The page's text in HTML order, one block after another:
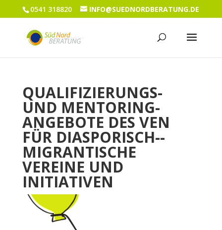
0541 318820 INFO@SUEDNORDBERATUNG.DE
QUALIFIZIERUNGS-
UND MENTORING­
ANGEBOTE DES VEN
FÜR DIASPORISCH-­
MIGRANTISCHE
VEREINE UND
INITIATIVEN